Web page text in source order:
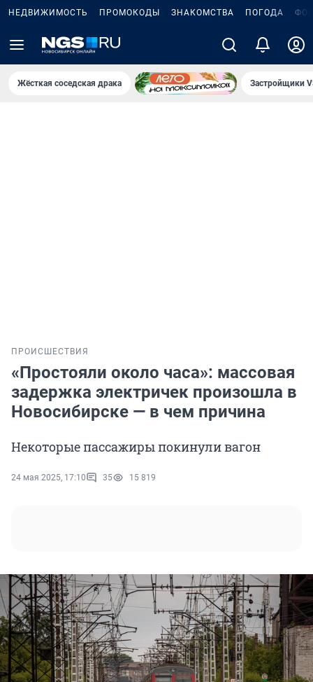
НЕДВИЖИМОСТЬ ПРОМОКОДЫ ЗНАКОМСТВА ПОГОДА
Жёсткая соседская драка Застройщики
ПРОИСШЕСТВИЯ
«Простояли около часа»: массовая
задержка электричек произошла в
Новосибирске — в чем причина
Некоторые пассажиры покинули вагон
24 мая 2025, 17:10 35 15 819